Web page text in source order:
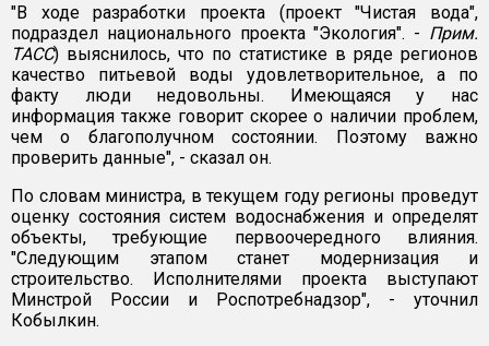
"В ходе разработки проекта (проект "Чистая вода",
подраздел национального проекта "Экология". - Прим.
ТАСС) выяснилось, что по статистике в ряде регионов
качество питьевой воды удовлетворительное, а по
факту люди недовольны. Имеющаяся у нас
информация также говорит скорее о наличии проблем,
чем о благополучном состоянии. Поэтому важно
проверить данные", - сказал он.
По словам министра, в текущем году регионы проведут
оценку состояния систем водоснабжения и определят
объекты, требующие первоочередного влияния.
"Следующим этапом станет модернизация и
строительство. Исполнителями проекта выступают
Минстрой России и Роспотребнадзор", - уточнил
Кобылкин.